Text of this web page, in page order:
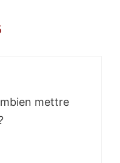
mettre